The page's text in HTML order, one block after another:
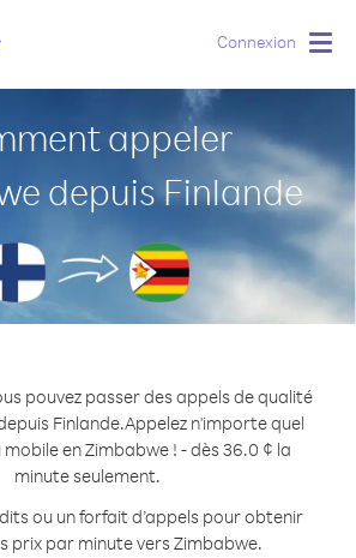
Connexion
appeler
depuis Finlande
pouvez passer des appels de qualité
Finlande.Appelez n'importe quel
en Zimbabwe ! - dès 36.0 ¢ la
minute seulement.
ou un forfait d’appels pour obtenir
prix par minute vers Zimbabwe.